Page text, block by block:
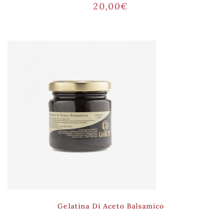
20,00€
Gelatina Di Aceto Balsamico